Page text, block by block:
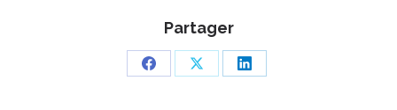
Partager
PartagerPartagerPartager